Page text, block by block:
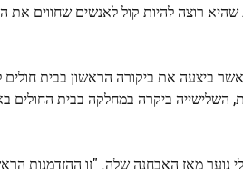
רוצה להיות קול לאנשים שחווים
ביצעה את ביקורה הראשון בבית
ביקרה במחלקה בבית החולים
שלה לחולי נוער מאז האבחנה שלה. "זו